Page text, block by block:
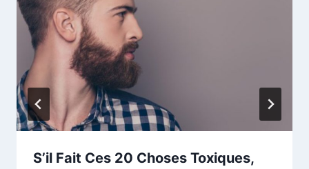
S’il Fait Ces 20 Choses Toxiques,